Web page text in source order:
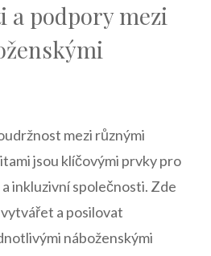
a podpory mezi
mezi⁤ různými⁢
jsou klíčovými prvky pro
inkluzivní‍ společnosti. Zde
a posilovat
‍náboženskými⁣